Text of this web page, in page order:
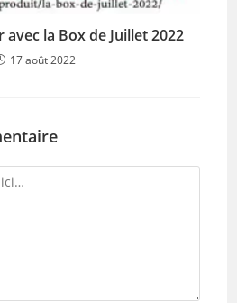
avec la Box de Juillet 2022
17 août 2022